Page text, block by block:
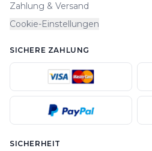
Zahlung & Versand
Cookie-Einstellungen
SICHERE ZAHLUNG
SICHERHEIT